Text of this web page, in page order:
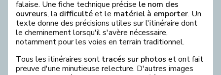
falaise. Une fiche technique précise le nom des
ouvreurs, la difficultéet le matériel à emporter. Un
texte donne des précisions utiles sur l'itinéraire dont
le cheminement lorsqu'il s'avère nécessaire,
notamment pour les voies en terrain traditionnel.
Tous les itinéraires sont tracés sur photos et ont fait
preuve d'une minutieuse relecture. D'autres images